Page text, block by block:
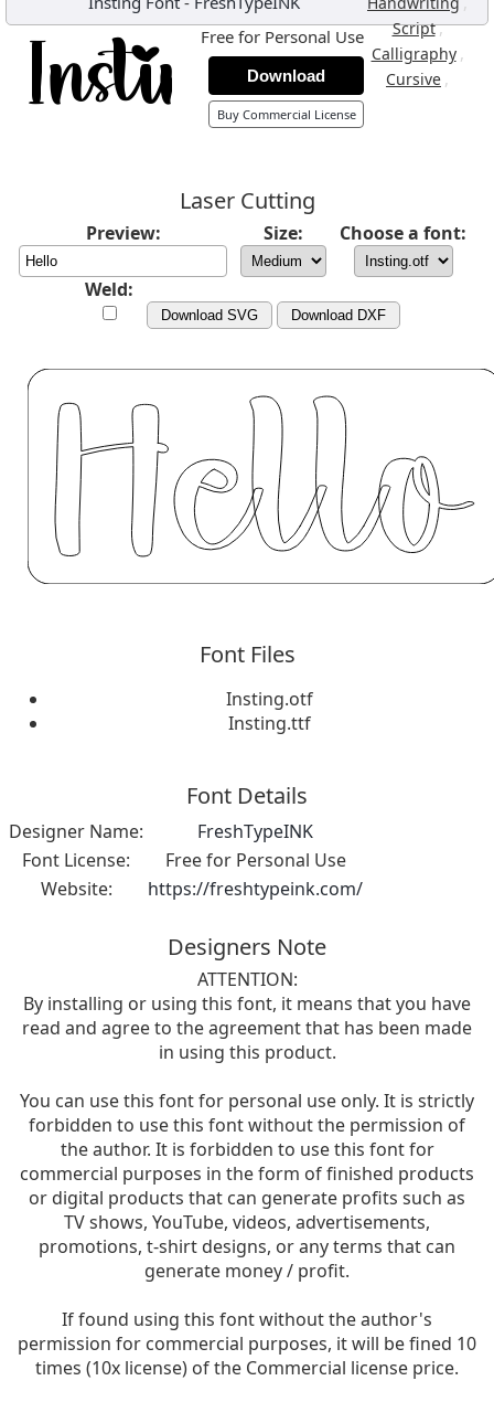
Script,
Calligraphy ,
Cursive ,
Free for Personal Use
Download
Buy Commercial License
Laser Cutting
Preview: Size: Choose a font:
Weld:
Download SVG Download DXF
Font Files
Insting.otf
Insting.ttf
Font Details
Designer Name:
FreshTypeINK
Font License:
Free for Personal Use
Website:
https://freshtypeink.com/
Designers Note
ATTENTION:
By installing or using this font, it means that you have
read and agree to the agreement that has been made
in using this product.
You can use this font for personal use only. It is strictly
forbidden to use this font without the permission of
the author. It is forbidden to use this font for
commercial purposes in the form of finished products
or digital products that can generate profits such as
TV shows, YouTube, videos, advertisements,
promotions, t-shirt designs, or any terms that can
generate money / profit.
If found using this font without the author's
permission for commercial purposes, it will be fined 10
times (10x license) of the Commercial license price.